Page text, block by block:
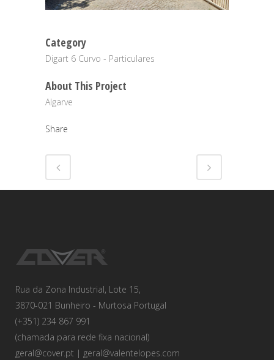
Category
Digart 6 Curvo - Particulares
About This Project
Algarve
Share
Rua da Zona Industrial, Lote 15,
3870-021 Bunheiro - Murtosa Portugal
(+351) 234 867 991
(chamada para rede fixa nacional)
geral@cover.pt | geral@valentelopes.com